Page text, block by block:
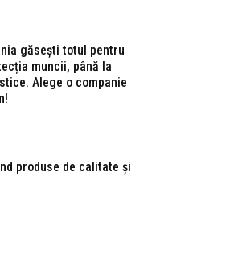
găsești totul pentru
muncii, până la
Alege o companie
produse de calitate și